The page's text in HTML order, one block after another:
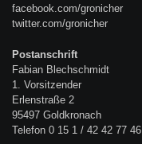
facebook.com/gronicher
twitter.com/gronicher
Postanschrift
Fabian Blechschmidt
1. Vorsitzender
Erlenstraße 2
95497 Goldkronach
Telefon 0 15 1 / 42 42 77 46